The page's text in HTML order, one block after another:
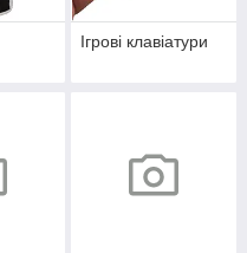
Ігрові клавіатури